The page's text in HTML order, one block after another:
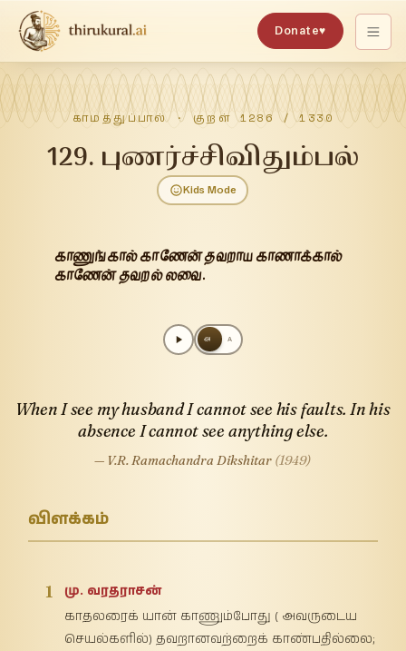
Donate♥
காமத்துப்பால்· குறள்1286 /1330
129. புணர்ச்சிவிதும்பல்
Kids Mode
காணுங்கால் காணேன் தவறாய காணாக்கால்
காணேன் தவறல் லவை.
அ A
When I see my husband I cannot see his faults. In his
absence I cannot see anything else.
— V.R. Ramachandra Dikshitar (1949)
விளக்கம்
1
மு. வரதராசன்
காதலரைக் யான் காணும்போது ( அவருடைய
செயல்களில்) தவறானவற்றைக் காண்பதில்லை;